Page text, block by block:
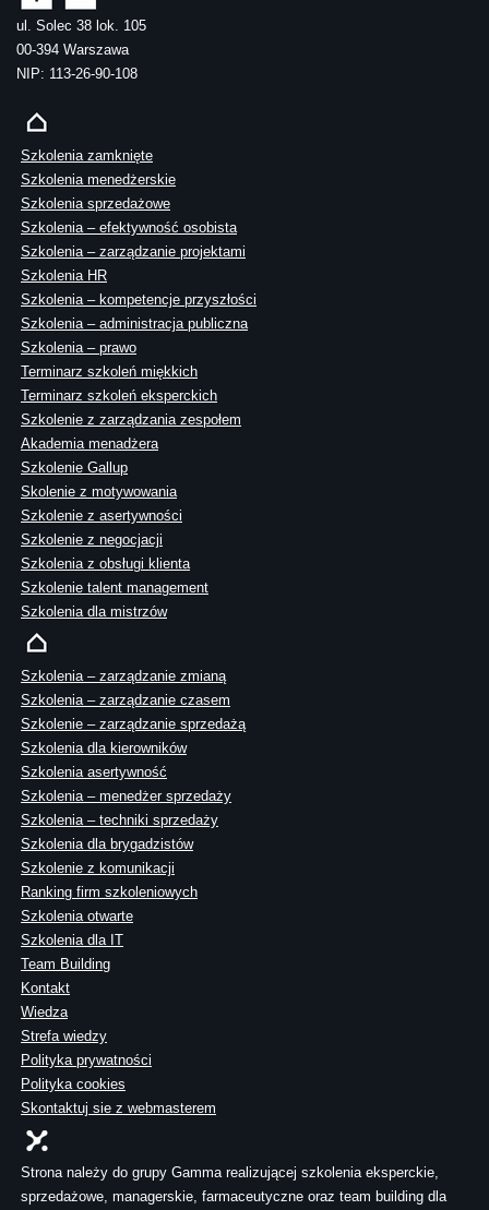
ul. Solec 38 lok. 105
00-394 Warszawa
NIP: 113-26-90-108
Szkolenia zamknięte
Szkolenia menedżerskie
Szkolenia sprzedażowe
Szkolenia – efektywność osobista
Szkolenia – zarządzanie projektami
Szkolenia HR
Szkolenia – kompetencje przyszłości
Szkolenia – administracja publiczna
Szkolenia – prawo
Terminarz szkoleń miękkich
Terminarz szkoleń eksperckich
Szkolenie z zarządzania zespołem
Akademia menadżera
Szkolenie Gallup
Skolenie z motywowania
Szkolenie z asertywności
Szkolenie z negocjacji
Szkolenia z obsługi klienta
Szkolenie talent management
Szkolenia dla mistrzów
Szkolenia – zarządzanie zmianą
Szkolenia – zarządzanie czasem
Szkolenie – zarządzanie sprzedażą
Szkolenia dla kierowników
Szkolenia asertywność
Szkolenia – menedżer sprzedaży
Szkolenia – techniki sprzedaży
Szkolenia dla brygadzistów
Szkolenie z komunikacji
Ranking firm szkoleniowych
Szkolenia otwarte
Szkolenia dla IT
Team Building
Kontakt
Wiedza
Strefa wiedzy
Polityka prywatności
Polityka cookies
Skontaktuj sie z webmasterem
Strona należy do grupy Gamma realizującej szkolenia eksperckie,
sprzedażowe, managerskie, farmaceutyczne oraz team building dla